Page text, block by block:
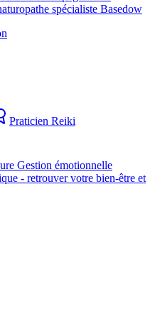
spécialiste Basedow
Praticien Reiki
Gestion émotionnelle
- retrouver votre bien-être et